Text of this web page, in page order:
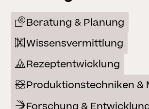
Beratung & Planung
Wissensvermittlung
Rezeptentwicklung
Produktionstechniken &
Forschung &